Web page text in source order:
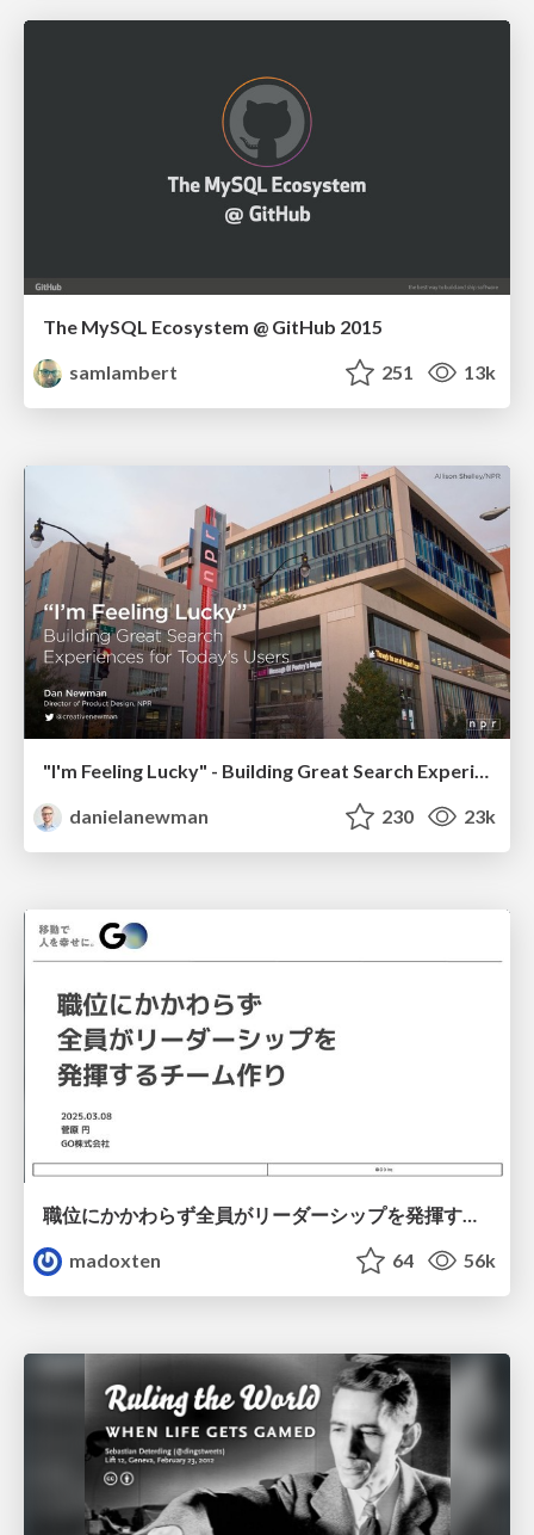
The MySQL Ecosystem @ GitHub 2015
samlambert
251 13k
"I'm Feeling Lucky" - Building Great Search Experiences for Today's Users (#IAC19)
danielanewman
230 23k
職位にかかわらず全員がリーダーシップを発揮するチーム作り / Building a team where everyone can demonstrate leadership regardless of position
madoxten
64 56k